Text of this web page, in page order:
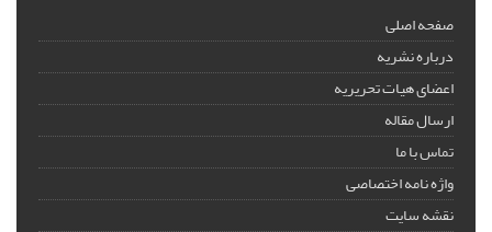
صفحه اصلی
درباره نشریه
اعضای هیات تحریریه
ارسال مقاله
تماس با ما
واژه نامه اختصاصی
نقشه سایت